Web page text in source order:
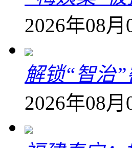
2026年08
解锁“智治
2026年08